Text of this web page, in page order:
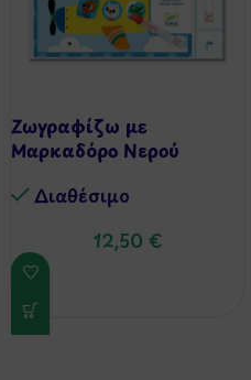
Ζωγραφίζω με
Μαρκαδόρο Νερού
Διαθέσιμo
12,50 €